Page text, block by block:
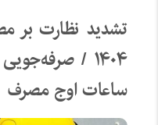
تشدید نظارت بر
ساعات اوج مصرف